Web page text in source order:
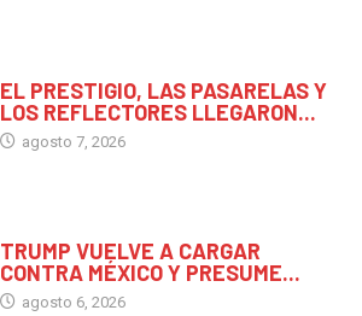
EL PRESTIGIO, LAS PASARELAS Y
LOS REFLECTORES LLEGARON...
agosto 7, 2026
TRUMP VUELVE A CARGAR
CONTRA MÉXICO Y PRESUME...
agosto 6, 2026